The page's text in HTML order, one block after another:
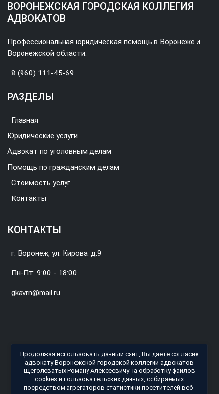
ВОРОНЕЖСКАЯ ГОРОДСКАЯ КОЛЛЕГИЯ
АДВОКАТОВ
Профессиональная юридическая помощь в Воронеже и
Воронежской области.
8 (960) 111-45-69
РАЗДЕЛЫ
Главная
Юридические услуги
Адвокат по уголовным делам
Помощь по гражданским делам
Стоимость услуг
Контакты
КОНТАКТЫ
г. Воронеж, ул. Кирова, д.9
Пн-Пт: 9:00 - 18:00
gkavrn@mail.ru
Владелец сайта: Адвокат ВГКА Щеголеватых Роман
Алексеевич(рег. номер 36/2174)
Политика обработки персональных данных (Политика
Продолжая использовать данный сайт, Вы даете согласие
адвокату Воронежской городской коллегии адвокатов
Щеголеватых Роману Алексеевичу на обработку файлов
cookies и пользовательских данных, собираемых
посредством агрегаторов статистики посетителей веб-